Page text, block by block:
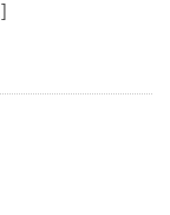
]